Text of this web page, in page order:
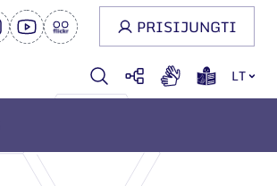
LT
PRISIJUNGTI